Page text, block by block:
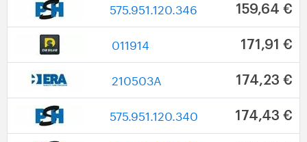
575.951.120.346 159,64 €
011914 171,91 €
210503A 174,23 €
575.951.120.340 174,43 €